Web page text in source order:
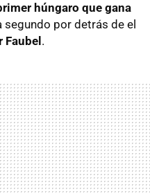
húngaro que gana
segundo por detrás de el
Faubel .